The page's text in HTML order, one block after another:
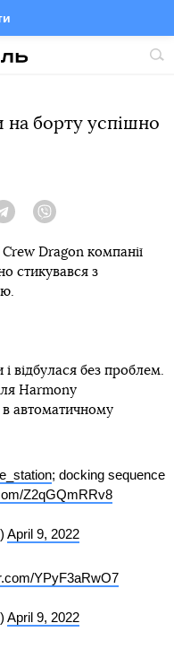
Twitter
на борту успішно
TelegramViber
Dragon компанії
стикувався з
відбулася без проблем.
Harmony
в автоматичному
; docking sequence
Z2qGQmRRv8
April 9, 2022
YPyF3aRwO7
April 9, 2022